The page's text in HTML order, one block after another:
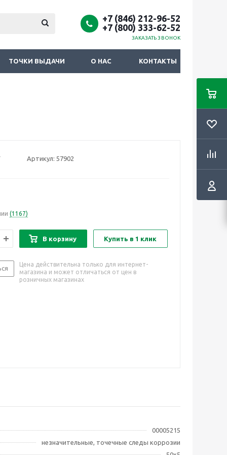
+7 (846) 212-96-52
+7 (800) 333-62-52
ЗАКАЗАТЬ ЗВОНОК
ТОЧКИ ВЫДАЧИ О НАС КОНТАКТЫ
Артикул: 57902
(1167)
В корзину Купить в 1 клик
Цена действительна только для интернет-
магазина и может отличаться от цен в
розничных магазинах
00005215
незначительные, точечные следы коррозии